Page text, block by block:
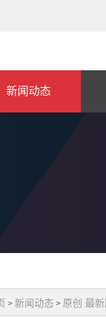
新闻动态
> 新闻动态 > 原创 最